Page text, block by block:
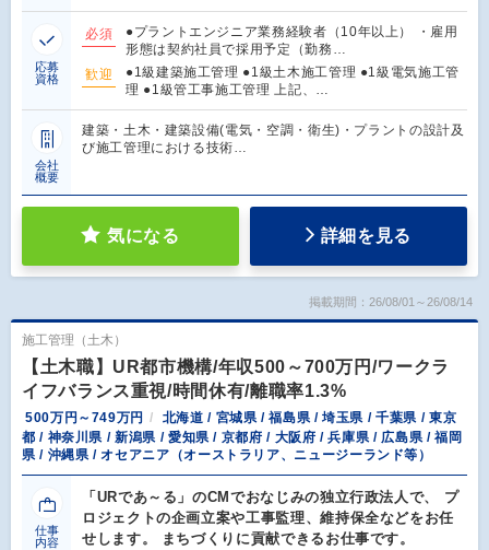
応募
資格
必須
●プラントエンジニア業務経験者（10年以上） ・雇用
形態は契約社員で採用予定（勤務…
歓迎
●1級建築施工管理 ●1級土木施工管理 ●1級電気施工管
理 ●1級管工事施工管理 上記、…
会社
概要
建築・土木・建築設備(電気・空調・衛生)・プラントの設計及
び施工管理における技術…
気になる 詳細を見る
掲載期間：26/08/01～26/08/14
施工管理（土木）
【土木職】UR都市機構/年収500～700万円/ワークラ
イフバランス重視/時間休有/離職率1.3%
500万円～749万円
北海道 / 宮城県 / 福島県 / 埼玉県 / 千葉県 / 東京
都 / 神奈川県 / 新潟県 / 愛知県 / 京都府 / 大阪府 / 兵庫県 / 広島県 / 福岡
県 / 沖縄県 / オセアニア（オーストラリア、ニュージーランド等）
仕事
内容
「URであ～る」のCMでおなじみの独立行政法人で、 プ
ロジェクトの企画立案や工事監理、維持保全などをお任
せします。 まちづくりに貢献できるお仕事です。